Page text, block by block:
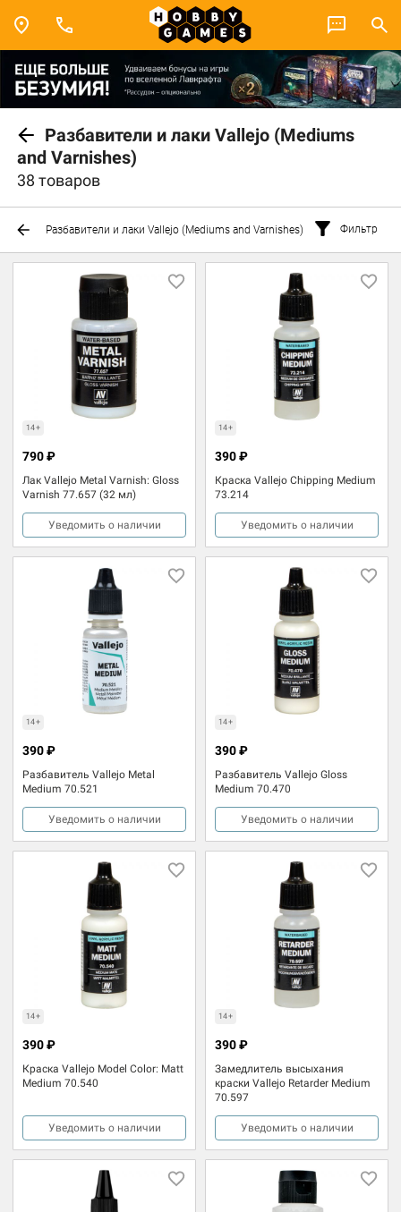
Разбавители и лаки Vallejo (Mediums
and Varnishes)
38 товаров
Разбавители и лаки Vallejo (Mediums and Varnishes) Фильтр
14+
Лак Vallejo Metal Varnish: Gloss
Varnish 77.657 (32 мл)
790 ₽
Уведомить о наличии
14+
Краска Vallejo Chipping Medium
73.214
390 ₽
Уведомить о наличии
14+
Разбавитель Vallejo Metal
Medium 70.521
390 ₽
Уведомить о наличии
14+
Разбавитель Vallejo Gloss
Medium 70.470
390 ₽
Уведомить о наличии
14+
Краска Vallejo Model Color: Matt
Medium 70.540
390 ₽
Уведомить о наличии
14+
Замедлитель высыхания
краски Vallejo Retarder Medium
70.597
390 ₽
Уведомить о наличии